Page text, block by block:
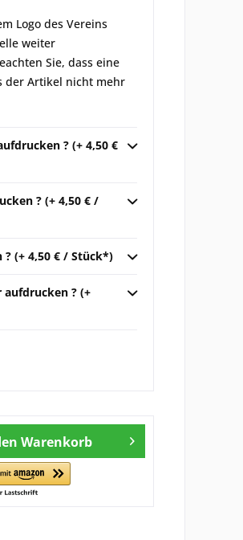
Logo des Vereins
weiter
Sie, dass eine
der Artikel nicht mehr
? (+ 4,50 €
? (+ 4,50 € /
(+ 4,50 € / Stück*)
? (+
Warenkorb